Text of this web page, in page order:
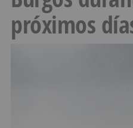
próximos